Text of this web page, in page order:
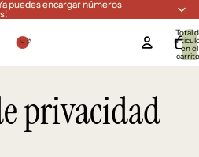
puedes encargar números
puedes encargar números
Total
en el
privacidad